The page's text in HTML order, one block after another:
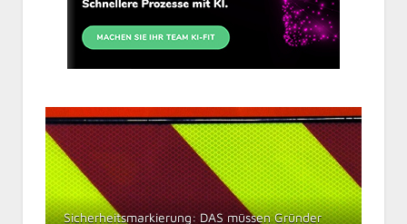
Sicherheitsmarkierung: DAS müssen Gründer